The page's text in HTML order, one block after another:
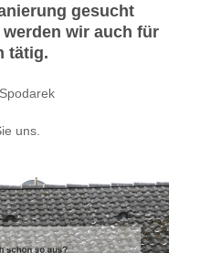
gesucht
wir auch für
tätig.
uns.